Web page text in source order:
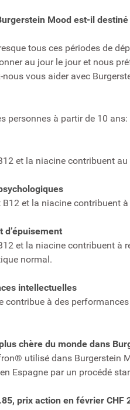
Mood est-il destiné
tous ces périodes de
au jour le jour et nous
vous aider avec
personnes à partir de 10 ans:
et la niacine contribuent
et la niacine contribuent
d’épuisement
et la niacine contribuent à
normal.
intellectuelles
contribue à des
chère du monde dans
utilisé dans Burgerstein
Espagne par un procédé
prix action en février CHF